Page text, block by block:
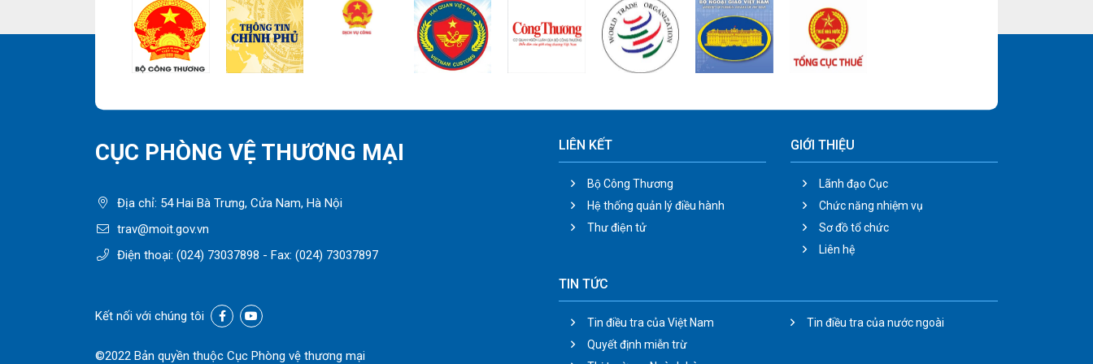
“Điều tra áp dụng biện
pháp chống bán phá giá
đối với một số sản phẩm
gạch gốm, sứ ốp lát có
xuất xứ từ Cộng hòa Ấn
thuộc “Dự toán chi tiết
vụ việc điều tra chống
bán phá giá, chống trợ
2026”
nghiệp về sử dụng thông
tin cảnh báo phục vụ
hoạt động sản xuất, kinh
doanh; nâng cao năng lực
ứng phó các vụ việc
các cơ quan bộ, ngành,
vực phòng vệ thương mại
CỤC PHÒNG VỆ THƯƠNG MẠI
Địa chỉ: 54 Hai Bà Trưng, Cửa Nam, Hà Nội
trav@moit.gov.vn
Điện thoại: (024) 73037898 - Fax: (024) 73037897
Kết nối với chúng tôi
©2022 Bản quyền thuộc Cục Phòng vệ thương mại
LIÊN KẾT
Bộ Công Thương
Hệ thống quản lý điều hành
Thư điện tử
GIỚI THIỆU
Lãnh đạo Cục
Chức năng nhiệm vụ
Sơ đồ tổ chức
Liên hệ
TIN TỨC
Tin điều tra của Việt Nam
Tin điều tra của nước ngoài
Quyết định miễn trừ